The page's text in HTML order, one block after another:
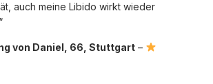
auch meine Libido wirkt wieder
von Daniel, 66, Stuttgart –